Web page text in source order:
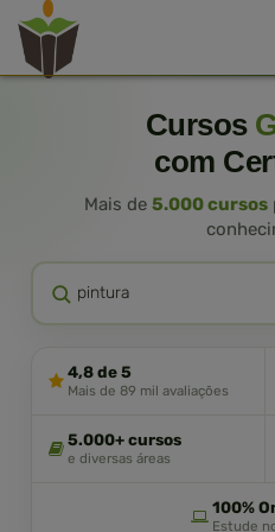
Cursos
com
Mais de 5.000 cursos
4,8 de 5
Mais de 89 mil avaliações
5.000+ cursos
e diversas áreas
100%
Estude